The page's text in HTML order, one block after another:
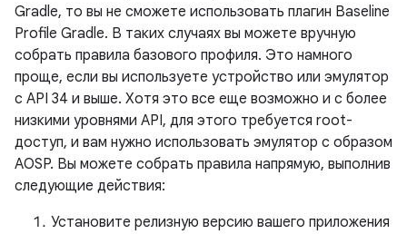
Gradle, то вы не сможете использовать плагин Baseline
Profile Gradle. В таких случаях вы можете вручную
собрать правила базового профиля. Это намного
проще, если вы используете устройство или эмулятор
с API 34 и выше. Хотя это все еще возможно и с более
низкими уровнями API, для этого требуется root-
доступ, и вам нужно использовать эмулятор с образом
AOSP. Вы можете собрать правила напрямую, выполнив
следующие действия:
Установите релизную версию вашего приложения